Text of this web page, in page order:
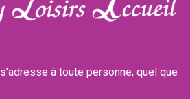
s’adresse à toute personne, quel que